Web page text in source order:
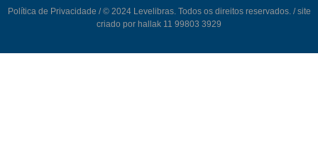
Política de Privacidade / © 2024 Levelibras. Todos os direitos reservados. / site
criado por hallak 11 99803 3929